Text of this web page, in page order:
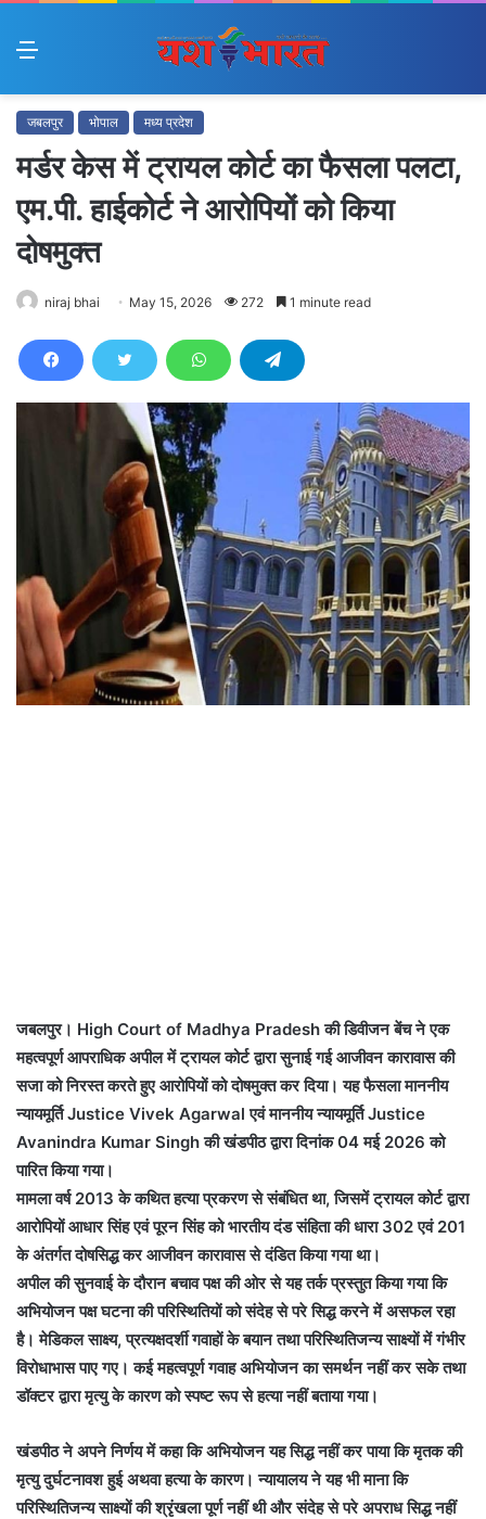
Menu
जबलपुर भोपाल मध्य प्रदेश
मर्डर केस में ट्रायल कोर्ट का फैसला पलटा,
एम.पी. हाईकोर्ट ने आरोपियों को किया
दोषमुक्त
niraj bhai May 15, 2026 272 1 minute read
जबलपुर। High Court of Madhya Pradesh की डिवीजन बेंच ने एक
महत्वपूर्ण आपराधिक अपील में ट्रायल कोर्ट द्वारा सुनाई गई आजीवन कारावास की
सजा को निरस्त करते हुए आरोपियों को दोषमुक्त कर दिया। यह फैसला माननीय
न्यायमूर्ति Justice Vivek Agarwal एवं माननीय न्यायमूर्ति Justice
Avanindra Kumar Singh की खंडपीठ द्वारा दिनांक 04 मई 2026 को
पारित किया गया।
मामला वर्ष 2013 के कथित हत्या प्रकरण से संबंधित था, जिसमें ट्रायल कोर्ट द्वारा
आरोपियों आधार सिंह एवं पूरन सिंह को भारतीय दंड संहिता की धारा 302 एवं 201
के अंतर्गत दोषसिद्ध कर आजीवन कारावास से दंडित किया गया था।
अपील की सुनवाई के दौरान बचाव पक्ष की ओर से यह तर्क प्रस्तुत किया गया कि
अभियोजन पक्ष घटना की परिस्थितियों को संदेह से परे सिद्ध करने में असफल रहा
है। मेडिकल साक्ष्य, प्रत्यक्षदर्शी गवाहों के बयान तथा परिस्थितिजन्य साक्ष्यों में गंभीर
विरोधाभास पाए गए। कई महत्वपूर्ण गवाह अभियोजन का समर्थन नहीं कर सके तथा
डॉक्टर द्वारा मृत्यु के कारण को स्पष्ट रूप से हत्या नहीं बताया गया।
खंडपीठ ने अपने निर्णय में कहा कि अभियोजन यह सिद्ध नहीं कर पाया कि मृतक की
मृत्यु दुर्घटनावश हुई अथवा हत्या के कारण। न्यायालय ने यह भी माना कि
परिस्थितिजन्य साक्ष्यों की श्रृंखला पूर्ण नहीं थी और संदेह से परे अपराध सिद्ध नहीं